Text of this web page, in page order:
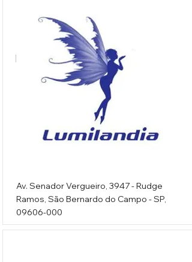
Lumilandia
Av. Senador Vergueiro, 3947 - Rudge
Ramos, São Bernardo do Campo - SP,
09606-000